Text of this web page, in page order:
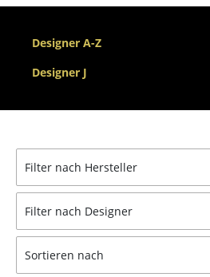
Sofas
Sessel
Loungesessel
Barhocker
Bänke & Liegen
Sitzsäcke
Designer A-Z
Designer J
Filter nach Hersteller
Filter nach Designer
Sortieren nach